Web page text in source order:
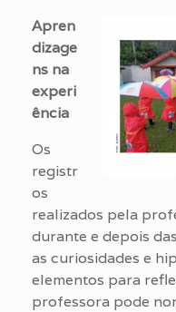
Apren
dizage
ns na
experi
ência
Os
registr
os
realizados pela
durante e depois
as curiosidades e
elementos para
professora pode